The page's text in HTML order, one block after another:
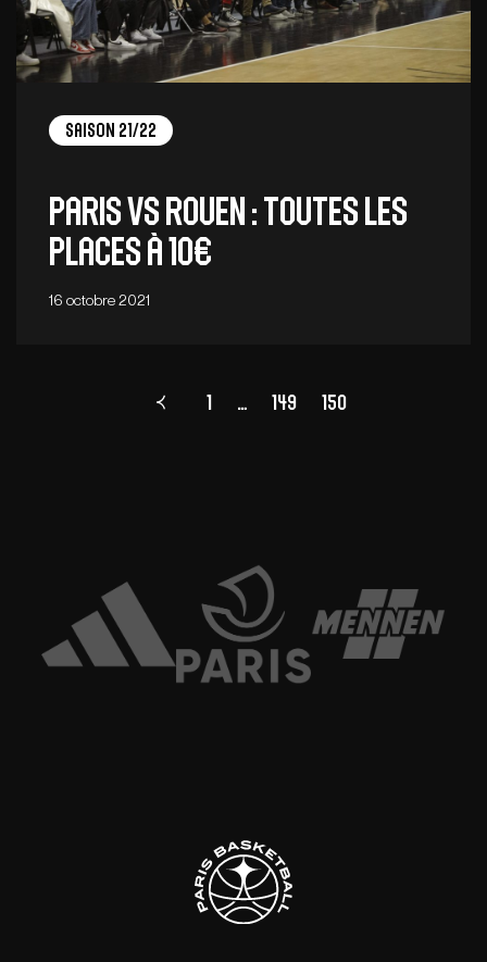
Saison 21/22
PARIS vs ROUEN : toutes les
places à 10€
16 octobre 2021
Page
1 … 149 150